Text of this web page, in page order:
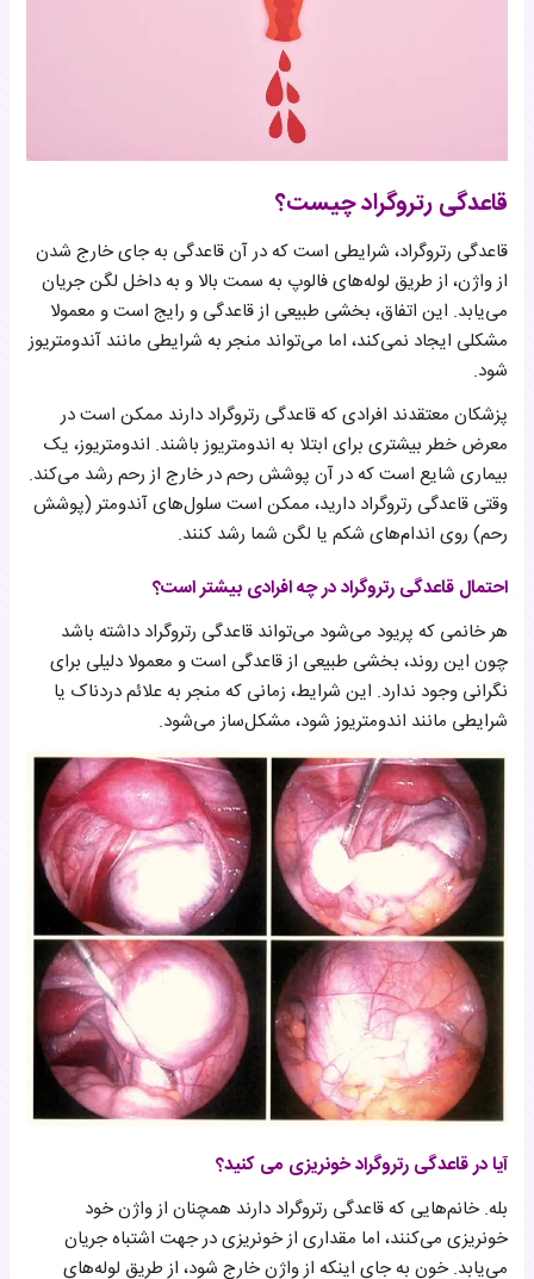
قاعدگی رتروگراد چیست؟
قاعدگی رتروگراد، شرایطی است که در آن قاعدگی به جای خارج شدن
از واژن، از طریق لوله‌های فالوپ به سمت بالا و به داخل لگن جریان
می‌یابد. این اتفاق، بخشی طبیعی از قاعدگی و رایج است و معمولا
مشکلی ایجاد نمی‌کند، اما می‌تواند منجر به شرایطی مانند آندومتریوز
شود.
پزشکان معتقدند افرادی که قاعدگی رتروگراد دارند ممکن است در
معرض خطر بیشتری برای ابتلا به اندومتریوز باشند. اندومتریوز، یک
بیماری شایع است که در آن پوشش رحم در خارج از رحم رشد می‌کند.
وقتی قاعدگی رتروگراد دارید، ممکن است سلول‌های آندومتر (پوشش
رحم) روی اندام‌های شکم یا لگن شما رشد کنند.
احتمال قاعدگی رتروگراد در چه افرادی بیشتر است؟
هر خانمی که پریود می‌شود می‌تواند قاعدگی رتروگراد داشته باشد
چون این روند، بخشی طبیعی از قاعدگی است و معمولا دلیلی برای
نگرانی وجود ندارد. این شرایط، زمانی که منجر به علائم دردناک یا
شرایطی مانند اندومتریوز شود، مشکل‌ساز می‌شود.
آیا در قاعدگی رتروگراد خونریزی می کنید؟
بله. خانم‌هایی که قاعدگی رتروگراد دارند همچنان از واژن خود
خونریزی می‌کنند، اما مقداری از خونریزی در جهت اشتباه جریان
می‌یابد. خون به جای اینکه از واژن خارج شود، از طریق لوله‌های